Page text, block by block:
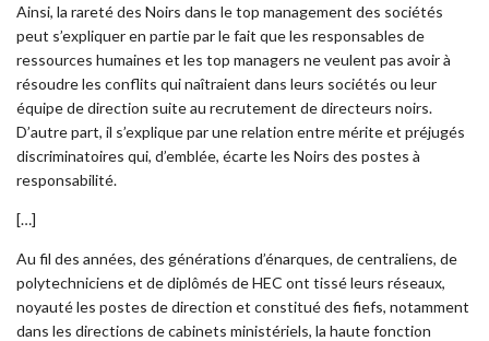
Ainsi, la rareté des Noirs dans le top management des sociétés
peut s’expliquer en partie par le fait que les responsables de
ressources humaines et les top managers ne veulent pas avoir à
résoudre les conflits qui naîtraient dans leurs sociétés ou leur
équipe de direction suite au recrutement de directeurs noirs.
D’autre part, il s’explique par une relation entre mérite et préjugés
discriminatoires qui, d’emblée, écarte les Noirs des postes à
responsabilité.
[…]
Au fil des années, des générations d’énarques, de centraliens, de
polytechniciens et de diplômés de HEC ont tissé leurs réseaux,
noyauté les postes de direction et constitué des fiefs, notamment
dans les directions de cabinets ministériels, la haute fonction